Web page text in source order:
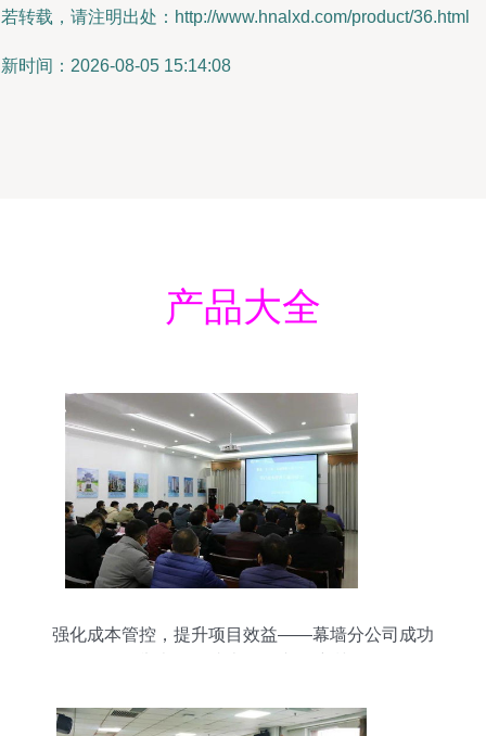
转载，请注明出处：http://www.hnalxd.com/product/36.html
时间：2026-08-05 15:14:08
产品大全
强化成本管控，提升项目效益——幕墙分公司成功